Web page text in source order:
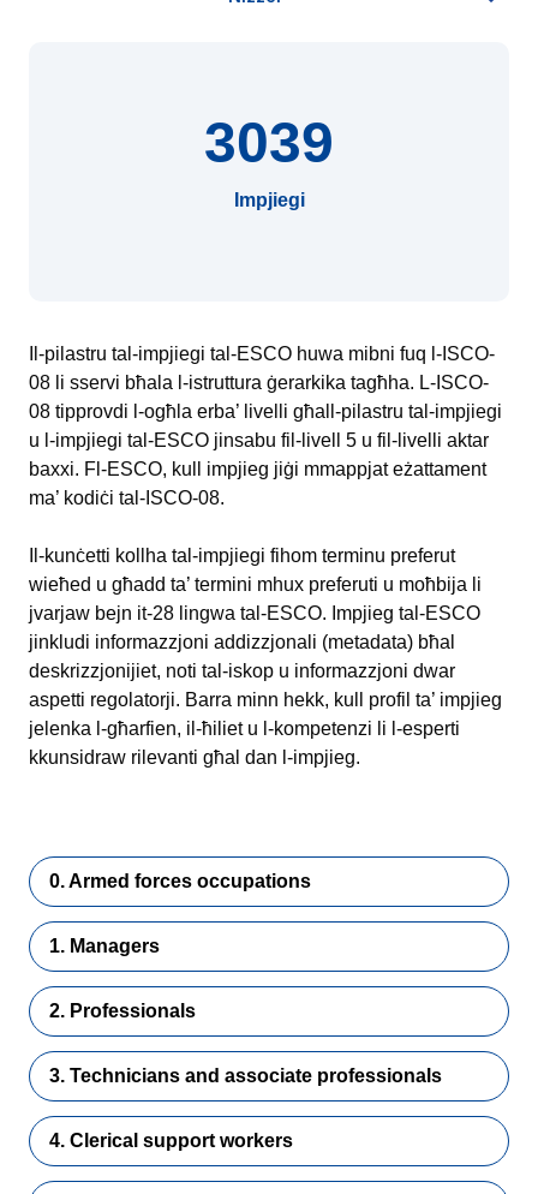
3039
Impjiegi
Il-pilastru tal-impjiegi tal-ESCO huwa mibni fuq l-ISCO-
08 li sservi bħala l-istruttura ġerarkika tagħha. L-ISCO-
08 tipprovdi l-ogħla erba’ livelli għall-pilastru tal-impjiegi
u l-impjiegi tal-ESCO jinsabu fil-livell 5 u fil-livelli aktar
baxxi. Fl-ESCO, kull impjieg jiġi mmappjat eżattament
ma’ kodiċi tal-ISCO-08.
Il-kunċetti kollha tal-impjiegi fihom terminu preferut
wieħed u għadd ta’ termini mhux preferuti u moħbija li
jvarjaw bejn it-28 lingwa tal-ESCO. Impjieg tal-ESCO
jinkludi informazzjoni addizzjonali (metadata) bħal
deskrizzjonijiet, noti tal-iskop u informazzjoni dwar
aspetti regolatorji. Barra minn hekk, kull profil ta’ impjieg
jelenka l-għarfien, il-ħiliet u l-kompetenzi li l-esperti
kkunsidraw rilevanti għal dan l-impjieg.
0. Armed forces occupations
1. Managers
2. Professionals
3. Technicians and associate professionals
4. Clerical support workers